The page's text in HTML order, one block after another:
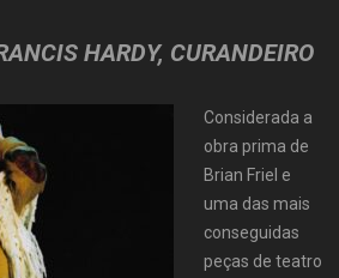
HARDY, CURANDEIRO
Considerada a
obra prima de
Brian Friel e
uma das mais
conseguidas
peças de teatro